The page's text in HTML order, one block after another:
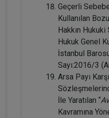
Tüketici Hukuku
Geçerli
Kullanılan
Hakkın Hukuki
Hukuk Genel
İstanbul
Sayı:2016/3
Arsa Payı
İle Yaratılan “
Kavramına